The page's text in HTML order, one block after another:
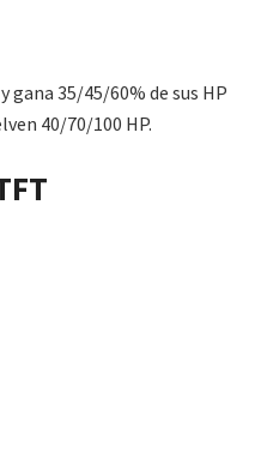
gana 35/45/60% de sus HP
40/70/100 HP.